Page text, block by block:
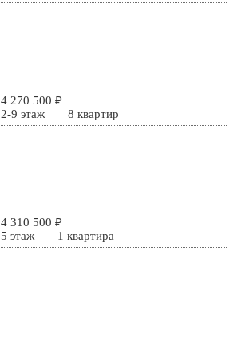
4 270 500 ₽
2-9 этаж 8 квартир
4 310 500 ₽
5 этаж 1 квартира